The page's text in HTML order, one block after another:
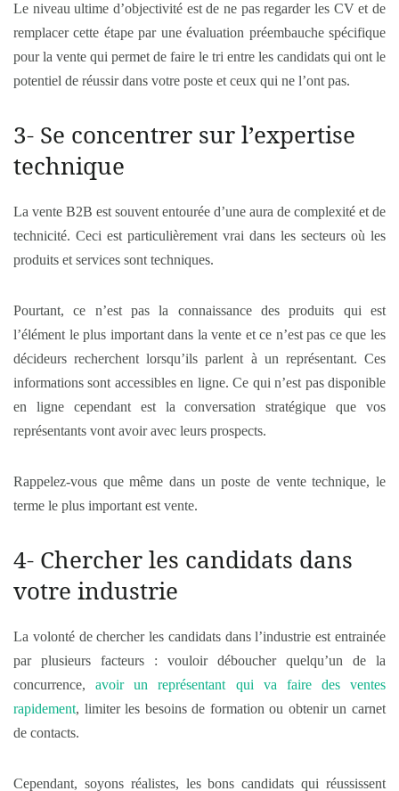
Le niveau ultime d’objectivité est de ne pas regarder les CV et de
remplacer cette étape par une évaluation préembauche spécifique
pour la vente qui permet de faire le tri entre les candidats qui ont le
potentiel de réussir dans votre poste et ceux qui ne l’ont pas.
3- Se concentrer sur l’expertise
technique
La vente B2B est souvent entourée d’une aura de complexité et de
technicité. Ceci est particulièrement vrai dans les secteurs où les
produits et services sont techniques.
Pourtant, ce n’est pas la connaissance des produits qui est
l’élément le plus important dans la vente et ce n’est pas ce que les
décideurs recherchent lorsqu’ils parlent à un représentant. Ces
informations sont accessibles en ligne. Ce qui n’est pas disponible
en ligne cependant est la conversation stratégique que vos
représentants vont avoir avec leurs prospects.
Rappelez-vous que même dans un poste de vente technique, le
terme le plus important est vente.
4- Chercher les candidats dans
votre industrie
La volonté de chercher les candidats dans l’industrie est entrainée
par plusieurs facteurs : vouloir déboucher quelqu’un de la
concurrence,avoir un représentant qui va faire des ventes
rapidement, limiter les besoins de formation ou obtenir un carnet
de contacts.
Cependant, soyons réalistes, les bons candidats qui réussissent